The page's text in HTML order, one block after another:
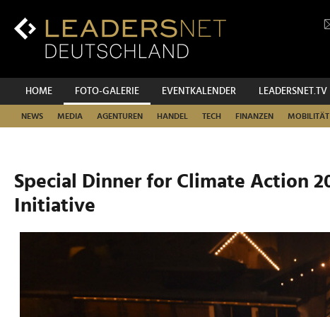
Inhalt
Hauptnavigation
HOME FOTO-GALERIE EVENTKALENDER LEADERSNET.TV
NEWS MEDIA AGENTUREN HANDEL TECH FINANZEN MOBILITÄT
Special Dinner for Climate Action
Initiative